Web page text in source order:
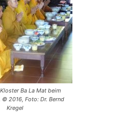
Ba La Mat beim
2016, Foto: Dr. Bernd
Kregel